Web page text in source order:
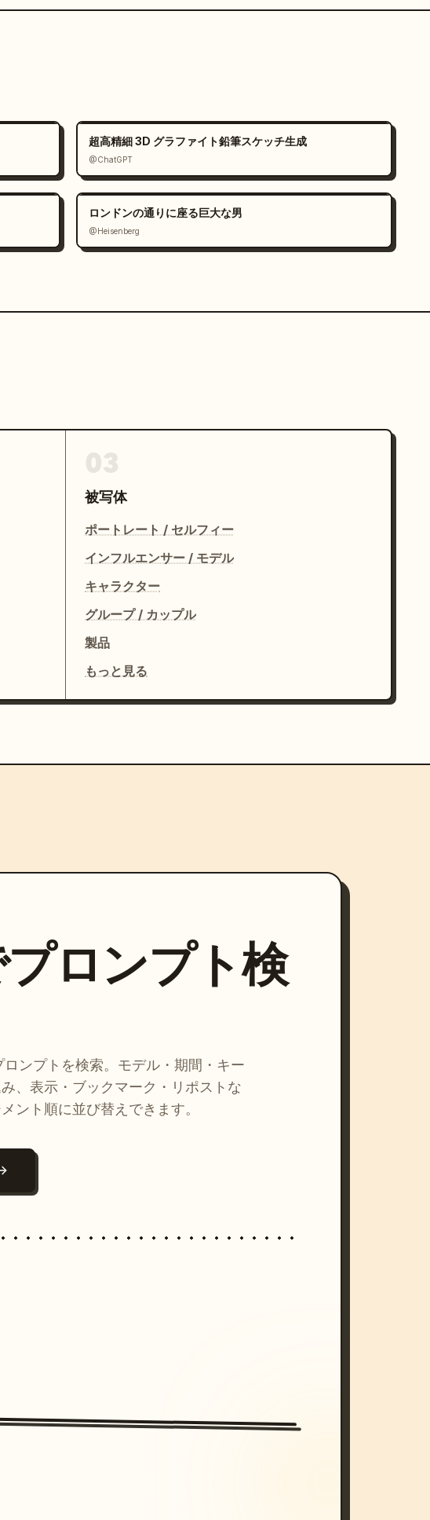
よう
、
ぼ
超高精細 3D グラファイト鉛筆スケッチ生成
@ChatGPT
ロンドンの通りに座る巨大な男
@Heisenberg
被写体
ポートレート / セルフィー
インフルエンサー / モデル
キャラクター
グループ / カップル
製品
もっと見る
ロンプト検
ンプトを検索。モデル・期間・キー
、表示・ブックマーク・リポストな
ント順に並び替えできます。